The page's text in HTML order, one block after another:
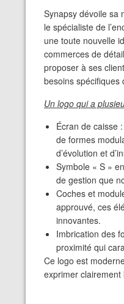
Synapsy dévoile sa
le spécialiste de
une toute nouvelle
commerces de
proposer à ses
besoins spécifiques
Un logo qui a
Écran de caisse
de formes
d’évolution et
Symbole « S »
de gestion que
Coches et
approuvé, ces
innovantes.
Imbrication des
proximité qui
Ce logo est
exprimer